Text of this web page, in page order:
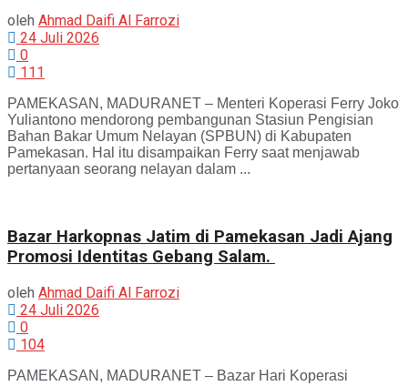
oleh Ahmad Daifi Al Farrozi
24 Juli 2026
0
111
PAMEKASAN, MADURANET – Menteri Koperasi Ferry Joko
Yuliantono mendorong pembangunan Stasiun Pengisian
Bahan Bakar Umum Nelayan (SPBUN) di Kabupaten
Pamekasan. Hal itu disampaikan Ferry saat menjawab
pertanyaan seorang nelayan dalam ...
Bazar Harkopnas Jatim di Pamekasan Jadi Ajang
Promosi Identitas Gebang Salam.
oleh Ahmad Daifi Al Farrozi
24 Juli 2026
0
104
PAMEKASAN, MADURANET – Bazar Hari Koperasi